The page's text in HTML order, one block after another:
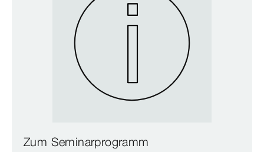
Zum Seminarprogramm